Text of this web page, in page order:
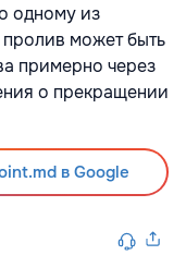
одному из
может быть
примерно через
о прекращении
в Google